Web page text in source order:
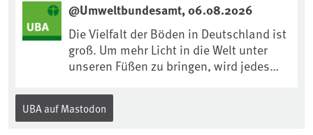
anpassen?🤔Antworten auf diese und
weitere Fragen auf unserer Webseite:
www.uba.de/trockenheit #Trockenheit
#Klimawandel
@Umweltbundesamt, 06.08.2026
Die Vielfalt der Böden in Deutschland ist
groß. Um mehr Licht in die Welt unter
unseren Füßen zu bringen, wird jedes
Internationalen Tag des Bodens, der
„Boden des Jahres“ vorgestellt. Das UBA
UBA auf Mastodon